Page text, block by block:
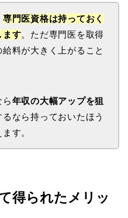
専門医資格は持っておく
ます。ただ専門医を取得
料が大きく上がること
年収の大幅アップを狙
なら持っておいたほう
す。
得られたメリッ